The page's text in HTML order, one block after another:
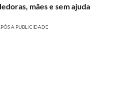
mães e sem ajuda
A PUBLICIDADE